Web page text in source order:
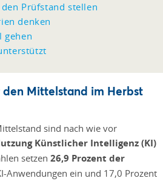
Prüfstand stellen
denken
gehen
den Mittelstand im Herbst
sind nach wie vor
Künstlicher Intelligenz (KI)
setzen 26,9 Prozent der
Anwendungen ein und 17,0 Prozent